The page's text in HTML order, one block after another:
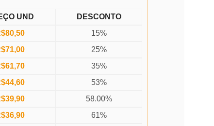
UND
DESCONTO
80,50
15%
71,00
25%
61,70
35%
44,60
53%
39,90
58.00%
36,90
61%